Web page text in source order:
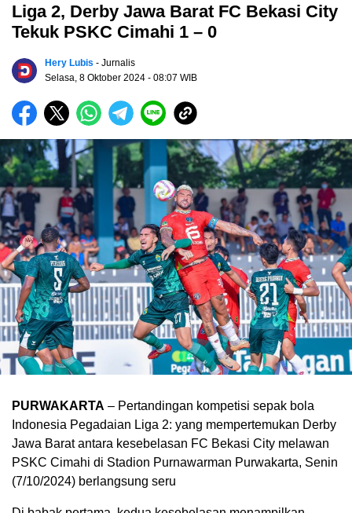
Liga 2, Derby Jawa Barat FC Bekasi City
Tekuk PSKC Cimahi 1 – 0
Hery Lubis - Jurnalis
Selasa, 8 Oktober 2024 - 08:07 WIB
PURWAKARTA – Pertandingan kompetisi sepak bola
Indonesia Pegadaian Liga 2: yang mempertemukan Derby
Jawa Barat antara kesebelasan FC Bekasi City melawan
PSKC Cimahi di Stadion Purnawarman Purwakarta, Senin
(7/10/2024) berlangsung seru